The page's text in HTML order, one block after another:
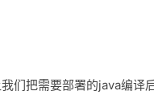
们把需要部署的java编译